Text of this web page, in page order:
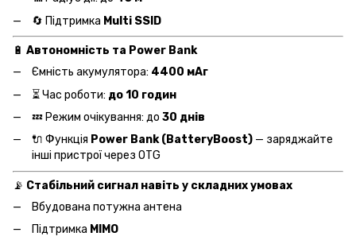
🔄 Підтримка Multi SSID
🔋 Автономність та Power Bank
Ємність акумулятора: 4400 мАг
⏳ Час роботи: до 10 годин
💤 Режим очікування: до 30 днів
🔌 Функція Power Bank (BatteryBoost) — заряджайте
інші пристрої через OTG
📡 Стабільний сигнал навіть у складних умовах
Вбудована потужна антена
Підтримка MIMO